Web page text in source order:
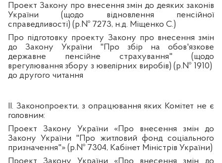
Проект Закону про внесення змін до деяких законів
України (щодо відновлення пенсійної
справедливості) (р.№ 7273, н.д. Міщенко С.)
Про підготовку проекту Закону про внесення змін
до Закону України "Про збір на обов'язкове
державне пенсійне страхування" (щодо
врегулювання збору з ювелірних виробів) (р.№ 1910)
до другого читання
ІI. Законопроекти, з опрацювання яких Комітет не є
головним:
Проект Закону України «Про внесення змін до
Закону України "Про житловий фонд соціального
призначення"» (р.№ 7304, Кабінет Міністрів України)